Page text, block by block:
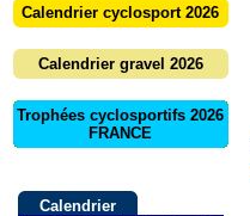
Calendrier cyclosport 2026
Calendrier gravel 2026
Trophées cyclosportifs 2026
FRANCE
Calendrier